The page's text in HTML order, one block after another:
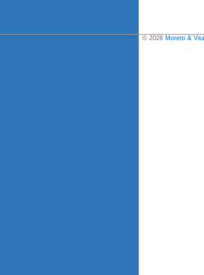
© 2026 Moretti &